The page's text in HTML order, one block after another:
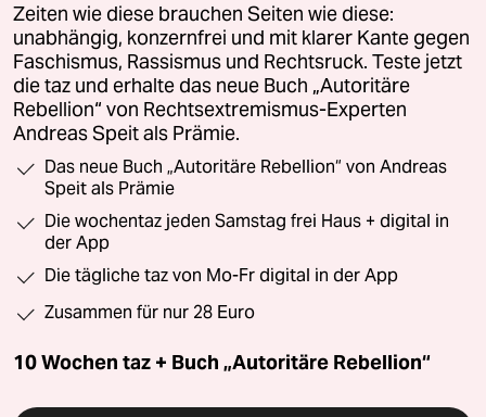
Zeiten wie diese brauchen Seiten wie diese:
unabhängig, konzernfrei und mit klarer Kante gegen
Faschismus, Rassismus und Rechtsruck. Teste jetzt
die taz und erhalte das neue Buch „Autoritäre
Rebellion“ von Rechtsextremismus-Experten
Andreas Speit als Prämie.
Das neue Buch „Autoritäre Rebellion“ von Andreas
Speit als Prämie
Die wochentaz jeden Samstag frei Haus + digital in
der App
Die tägliche taz von Mo-Fr digital in der App
Zusammen für nur 28 Euro
10 Wochen taz + Buch „Autoritäre Rebellion“